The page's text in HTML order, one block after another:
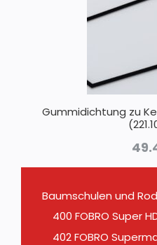
Gummidichtung zu
Baumschulen und
400 FOBRO Super
402 FOBRO